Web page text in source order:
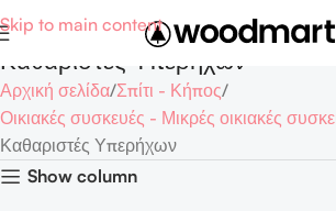
Skip to main content
Καθαριστές Υπερήχων
Αρχική σελίδα Σπίτι - Κήπος
Οικιακές συσκευές - Μικρές οικιακές
Καθαριστές Υπερήχων
Show column